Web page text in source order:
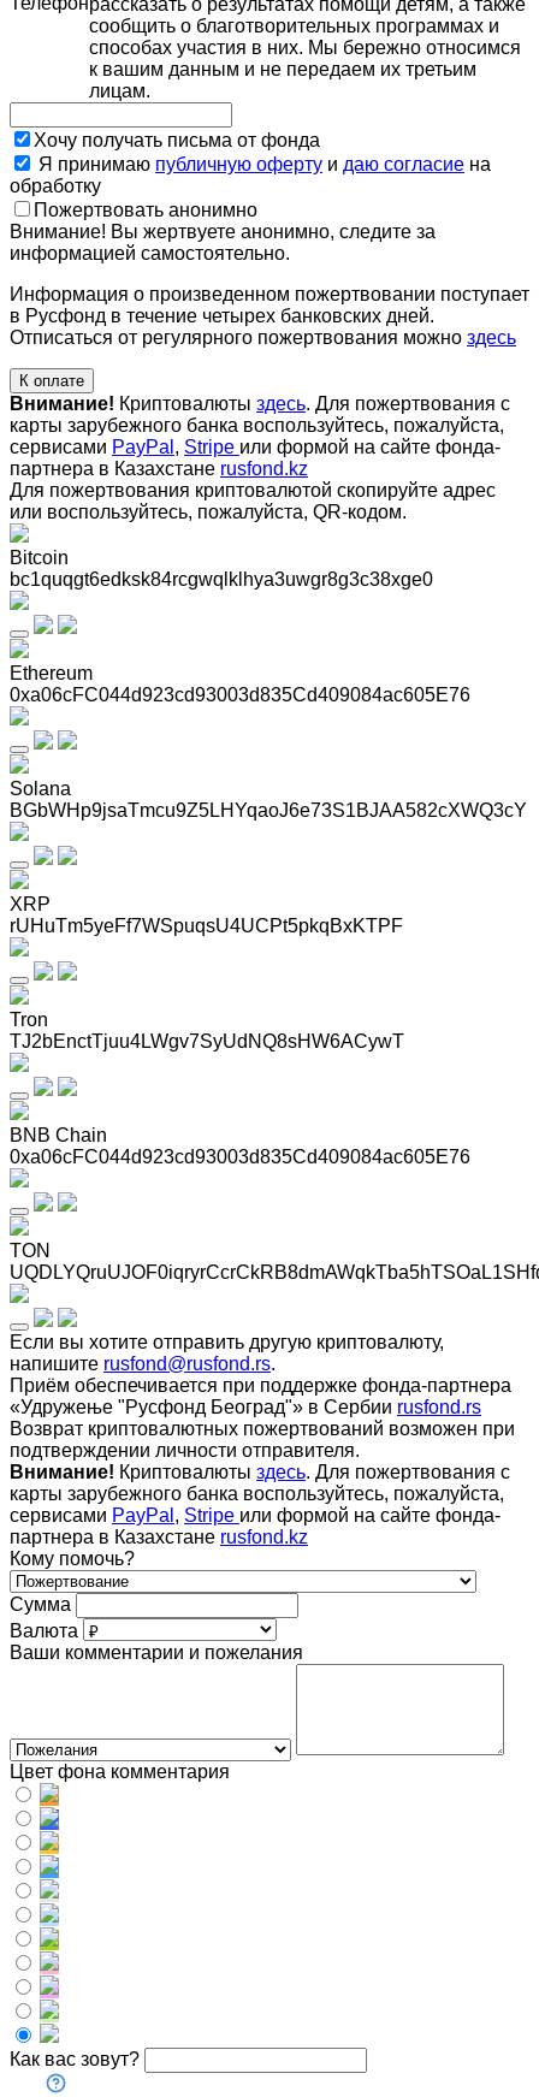
рассказать о результатах помощи детям, а также
сообщить о благотворительных программах и
способах участия в них. Мы бережно относимся
к вашим данным и не передаем их третьим
лицам.
Хочу получать письма от фонда
Я принимаю публичную оферту и даю согласие на
обработку
Пожертвовать анонимно
Внимание! Вы жертвуете анонимно, следите за
информацией самостоятельно.
Информация о произведенном пожертвовании поступает
в Русфонд в течение четырех банковских дней.
Отписаться от регулярного пожертвования можно здесь
К оплате
Внимание! Криптовалюты здесь. Для пожертвования с
карты зарубежного банка воспользуйтесь, пожалуйста,
сервисами PayPal , Stripe или формой на сайте фонда-
партнера в Казахстане rusfond.kz
Для пожертвования криптовалютой скопируйте адрес
или воспользуйтесь, пожалуйста, QR-кодом.
Bitcoin
bc1quqgt6edksk84rcgwqlklhya3uwgr8g3c38xge0
Ethereum
0xa06cFC044d923cd93003d835Cd409084ac605E76
Solana
BGbWHp9jsaTmcu9Z5LHYqaoJ6e73S1BJAA582cXWQ3cY
XRP
rUHuTm5yeFf7WSpuqsU4UCPt5pkqBxKTPF
Tron
TJ2bEnctTjuu4LWgv7SyUdNQ8sHW6ACywT
BNB Chain
0xa06cFC044d923cd93003d835Cd409084ac605E76
TON
Если вы хотите отправить другую криптовалюту,
напишите rusfond@rusfond.rs.
Приём обеспечивается при поддержке фонда-партнера
«Удружење "Русфонд Београд"» в Сербии rusfond.rs
Возврат криптовалютных пожертвований возможен при
подтверждении личности отправителя.
Внимание! Криптовалюты здесь. Для пожертвования с
карты зарубежного банка воспользуйтесь, пожалуйста,
сервисами PayPal , Stripe или формой на сайте фонда-
партнера в Казахстане rusfond.kz
Кому помочь?
Сумма
Валюта
Ваши комментарии и пожелания
Цвет фона комментария
Как вас зовут?